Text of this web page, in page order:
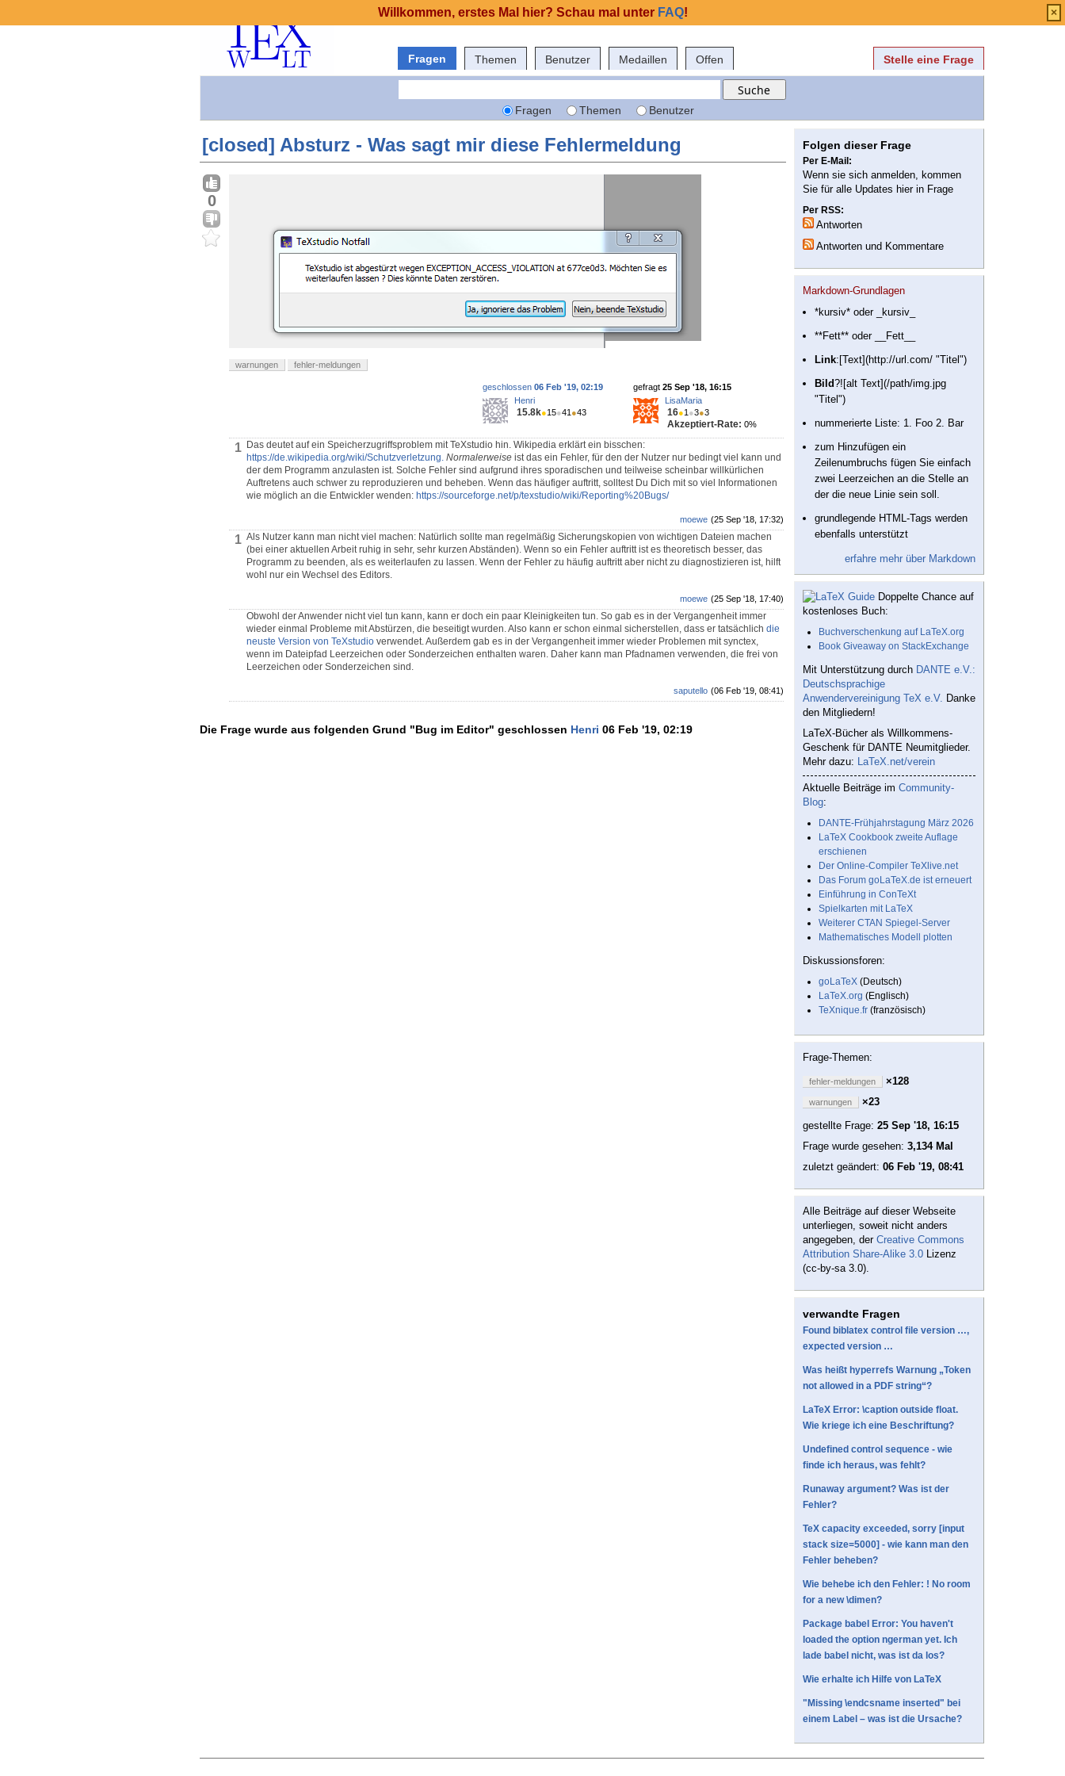
Fragen Themen Benutzer Medaillen Offen Stelle eine Frage
Fragen Themen Benutzer
[closed] Absturz - Was sagt mir diese Fehlermeldung
0
warnungen fehler-meldungen
gefragt 25 Sep '18, 16:15
LisaMaria
16●1 ●3●3
Akzeptiert-Rate: 0%
geschlossen 06 Feb '19, 02:19
Henri
15.8k●15●41 ●43
1
Das deutet auf ein Speicherzugriffsproblem mit TeXstudio hin. Wikipedia erklärt ein bisschen:
https://de.wikipedia.org/wiki/Schutzverletzung. Normalerweise ist das ein Fehler, für den der Nutzer nur bedingt viel kann und
der dem Programm anzulasten ist. Solche Fehler sind aufgrund ihres sporadischen und teilweise scheinbar willkürlichen
Auftretens auch schwer zu reproduzieren und beheben. Wenn das häufiger auftritt, solltest Du Dich mit so viel Informationen
wie möglich an die Entwickler wenden: https://sourceforge.net/p/texstudio/wiki/Reporting%20Bugs/
(25 Sep '18, 17:32)
moewe
1 Als Nutzer kann man nicht viel machen: Natürlich sollte man regelmäßig Sicherungskopien von wichtigen Dateien machen
(bei einer aktuellen Arbeit ruhig in sehr, sehr kurzen Abständen). Wenn so ein Fehler auftritt ist es theoretisch besser, das
Programm zu beenden, als es weiterlaufen zu lassen. Wenn der Fehler zu häufig auftritt aber nicht zu diagnostizieren ist, hilft
wohl nur ein Wechsel des Editors.
(25 Sep '18, 17:40)
moewe
Obwohl der Anwender nicht viel tun kann, kann er doch ein paar Kleinigkeiten tun. So gab es in der Vergangenheit immer
wieder einmal Probleme mit Abstürzen, die beseitigt wurden. Also kann er schon einmal sicherstellen, dass er tatsächlich die
neuste Version von TeXstudio verwendet. Außerdem gab es in der Vergangenheit immer wieder Problemen mit synctex,
wenn im Dateipfad Leerzeichen oder Sonderzeichen enthalten waren. Daher kann man Pfadnamen verwenden, die frei von
Leerzeichen oder Sonderzeichen sind.
(06 Feb '19, 08:41)
saputello
Die Frage wurde aus folgenden Grund "Bug im Editor" geschlossen Henri 06 Feb '19, 02:19
Folgen dieser Frage
Per E-Mail:
Wenn sie sich anmelden, kommen
Sie für alle Updates hier in Frage
Per RSS:
Antworten
Antworten und Kommentare
Markdown-Grundlagen
*kursiv* oder _kursiv_
**Fett** oder __Fett__
Link:[Text](http://url.com/ "Titel")
Bild?![alt Text](/path/img.jpg
"Titel")
nummerierte Liste: 1. Foo 2. Bar
zum Hinzufügen ein
Zeilenumbruchs fügen Sie einfach
zwei Leerzeichen an die Stelle an
der die neue Linie sein soll.
grundlegende HTML-Tags werden
ebenfalls unterstützt
erfahre mehr über Markdown
Doppelte Chance auf
kostenloses Buch:
Buchverschenkung auf LaTeX.org
Book Giveaway on StackExchange
Mit Unterstützung durch DANTE e.V.:
Deutschsprachige
Anwendervereinigung TeX e.V. Danke
den Mitgliedern!
LaTeX-Bücher als Willkommens-
Geschenk für DANTE Neumitglieder.
Mehr dazu: LaTeX.net/verein
Aktuelle Beiträge im Community-
Blog:
DANTE-Frühjahrstagung März 2026
LaTeX Cookbook zweite Auflage
erschienen
Der Online-Compiler TeXlive.net
Das Forum goLaTeX.de ist erneuert
Einführung in ConTeXt
Spielkarten mit LaTeX
Weiterer CTAN Spiegel-Server
Mathematisches Modell plotten
Diskussionsforen:
goLaTeX (Deutsch)
LaTeX.org (Englisch)
TeXnique.fr (französisch)
Frage-Themen:
fehler-meldungen ×128
warnungen
×23
gestellte Frage: 25 Sep '18, 16:15
Frage wurde gesehen: 3,134 Mal
zuletzt geändert: 06 Feb '19, 08:41
Alle Beiträge auf dieser Webseite
unterliegen, soweit nicht anders
angegeben, der Creative Commons
Attribution Share-Alike 3.0 Lizenz
(cc-by-sa 3.0).
verwandte Fragen
Found biblatex control file version …,
expected version …
Was heißt hyperrefs Warnung „Token
not allowed in a PDF string“?
LaTeX Error: \caption outside float.
Wie kriege ich eine Beschriftung?
Undefined control sequence - wie
finde ich heraus, was fehlt?
Runaway argument? Was ist der
Fehler?
TeX capacity exceeded, sorry [input
stack size=5000] - wie kann man den
Fehler beheben?
Wie behebe ich den Fehler: ! No room
for a new \dimen?
Package babel Error: You haven't
loaded the option ngerman yet. Ich
lade babel nicht, was ist da los?
Wie erhalte ich Hilfe von LaTeX
"Missing \endcsname inserted" bei
einem Label – was ist die Ursache?
Willkommen, erstes Mal hier? Schau mal unter FAQ! ×